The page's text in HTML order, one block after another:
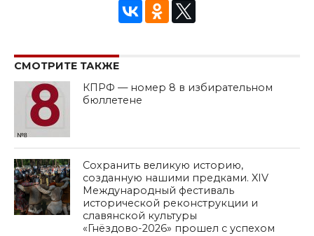
СМОТРИТЕ ТАКЖЕ
КПРФ — номер 8 в избирательном
бюллетене
Сохранить великую историю,
созданную нашими предками. XIV
Международный фестиваль
исторической реконструкции и
славянской культуры
«Гнёздово-2026» прошел с успехом